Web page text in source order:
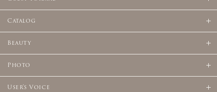
Catalog
Beauty
Photo
User's Voice